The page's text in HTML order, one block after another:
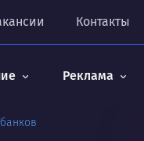
Контакты
Реклама